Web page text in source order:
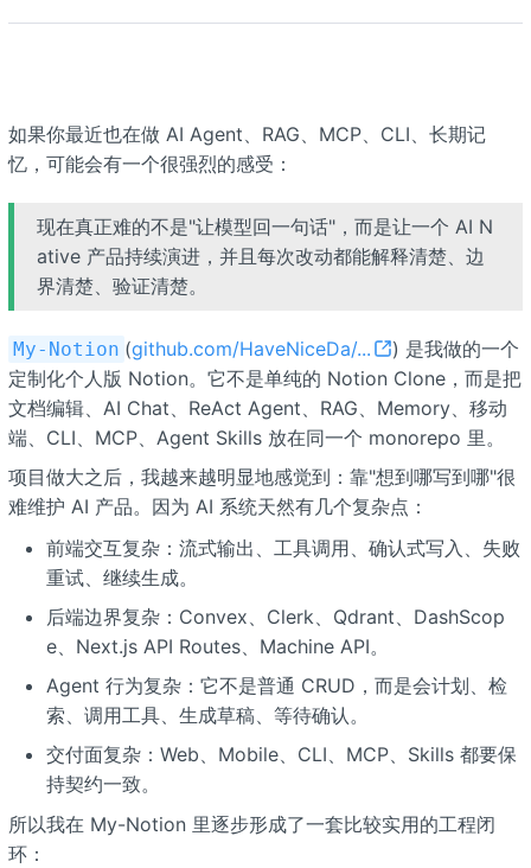
如果你最近也在做 AI Agent、RAG、MCP、CLI、长期记
忆，可能会有一个很强烈的感受：
现在真正难的不是"让模型回一句话"，而是让一个 AI N
ative 产品持续演进，并且每次改动都能解释清楚、边
界清楚、验证清楚。
My-Notion (github.com/HaveNiceDa/...
) 是我做的一个
定制化个人版 Notion。它不是单纯的 Notion Clone，而是把
文档编辑、AI Chat、ReAct Agent、RAG、Memory、移动
端、CLI、MCP、Agent Skills 放在同一个 monorepo 里。
项目做大之后，我越来越明显地感觉到：靠"想到哪写到哪"很
难维护 AI 产品。因为 AI 系统天然有几个复杂点：
前端交互复杂：流式输出、工具调用、确认式写入、失败
重试、继续生成。
后端边界复杂：Convex、Clerk、Qdrant、DashScop
e、Next.js API Routes、Machine API。
Agent 行为复杂：它不是普通 CRUD，而是会计划、检
索、调用工具、生成草稿、等待确认。
交付面复杂：Web、Mobile、CLI、MCP、Skills 都要保
持契约一致。
所以我在 My-Notion 里逐步形成了一套比较实用的工程闭
环：